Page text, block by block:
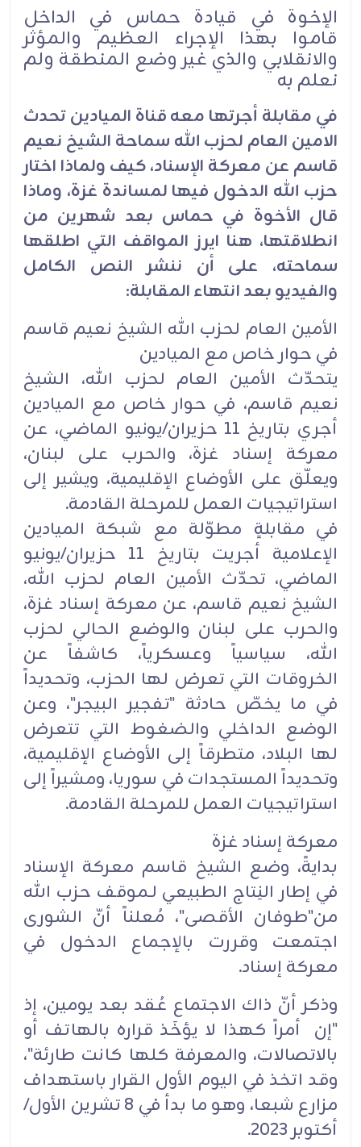
الإخوة في قيادة حماس في الداخل
قاموا بهذا الإجراء العظيم والمؤثر
والانقلابي والذي غير وضع المنطقة ولم
نعلم به
في مقابلة أجرتها معه قناة الميادين تحدث
الامين العام لحزب الله سماحة الشيخ نعيم
قاسم عن معركة الإسناد، كيف ولماذا اختار
حزب الله الدخول فيها لمساندة غزة، وماذا
قال الأخوة في حماس بعد شهرين من
انطلاقتها، هنا ايرز المواقف التي اطلقها
سماحته، على أن ننشر النص الكامل
والفيديو بعد انتهاء المقابلة:
الأمين العام لحزب الله الشيخ نعيم قاسم
في حوار خاص مع الميادين
يتحدّث الأمين العام لحزب الله، الشيخ
نعيم قاسم، في حوار خاص مع الميادين
أجري بتاريخ 11 حزيران/يونيو الماضي، عن
معركة إسناد غزة، والحرب على لبنان،
ويعلّق على الأوضاع الإقليمية، ويشير إلى
استراتيجيات العمل للمرحلة القادمة.
في مقابلةٍ مطوّلة مع شبكة الميادين
الإعلامية أجريت بتاريخ 11 حزيران/يونيو
الماضي، تحدّث الأمين العام لحزب الله،
الشيخ نعيم قاسم، عن معركة إسناد غزة،
والحرب على لبنان والوضع الحالي لحزب
الله، سياسياً وعسكرياً، كاشفاً عن
الخروقات التي تعرض لها الحزب، وتحديداً
في ما يخصّ حادثة "تفجير البيجر"، وعن
الوضع الداخلي والضغوط التي تتعرض
لها البلاد، متطرقاً إلى الأوضاع الإقليمية،
وتحديداً المستجدات في سوريا، ومشيراً إلى
استراتيجيات العمل للمرحلة القادمة.
معركة إسناد غزة
بدايةً، وضع الشيخ قاسم معركة الإسناد
في إطار النِتاج الطبيعي لـموقف حزب الله
من"طوفان الأقصى"، مُعلناً أنّ الشورى
اجتمعت وقررت بالإجماع الدخول في
معركة إسناد.
وذكر أنّ ذاك الاجتماع عُقد بعد يومين، إذ
"إن أمراً كهذا لا يؤخَذ قراره بالهاتف أو
بالاتصالات، والمعرفة كلها كانت طارئة"،
وقد اتخذ في اليوم الأول القرار باستهداف
مزارع شبعا، وهو ما بدأ في 8 تشرين الأول/
أكتوبر 2023.